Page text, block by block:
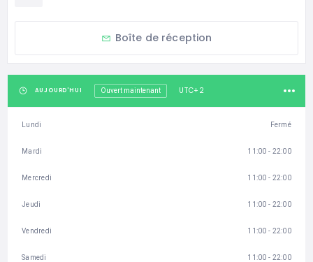
Boîte de réception
AUJOURD'HUI Ouvert maintenant UTC+2
Lundi Fermé
Mardi 11:00 - 22:00
Mercredi 11:00 - 22:00
Jeudi 11:00 - 22:00
Vendredi 11:00 - 22:00
Samedi 11:00 - 22:00